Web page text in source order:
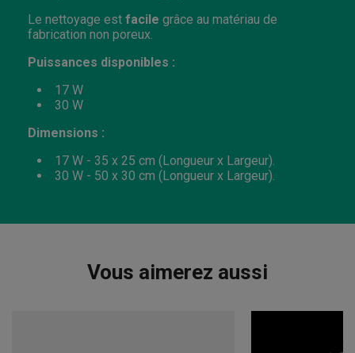
Le nettoyage est facile grâce au matériau de
fabrication non poreux.
Puissances disponibles :
17 W
30 W
Dimensions :
17 W - 35 x 25 cm (Longueur x Largeur).
30 W - 50 x 30 cm (Longueur x Largeur).
Vous aimerez aussi